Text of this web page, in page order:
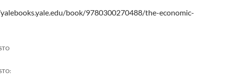
book/9780300270488/the-economic-